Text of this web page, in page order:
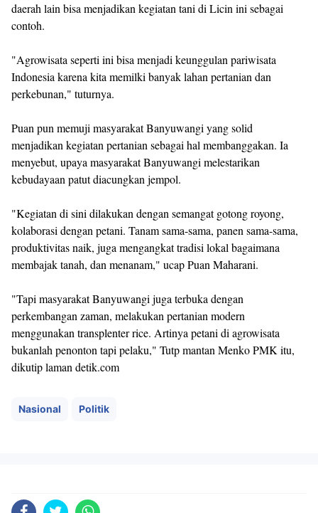
daerah lain bisa menjadikan kegiatan tani di Licin ini sebagai
contoh.
"Agrowisata seperti ini bisa menjadi keunggulan pariwisata
Indonesia karena kita memilki banyak lahan pertanian dan
perkebunan," tuturnya.
Puan pun memuji masyarakat Banyuwangi yang solid
menjadikan kegiatan pertanian sebagai hal membanggakan. Ia
menyebut, upaya masyarakat Banyuwangi melestarikan
kebudayaan patut diacungkan jempol.
"Kegiatan di sini dilakukan dengan semangat gotong royong,
kolaborasi dengan petani. Tanam sama-sama, panen sama-sama,
produktivitas naik, juga mengangkat tradisi lokal bagaimana
membajak tanah, dan menanam," ucap Puan Maharani.
"Tapi masyarakat Banyuwangi juga terbuka dengan
perkembangan zaman, melakukan pertanian modern
menggunakan transplenter rice. Artinya petani di agrowisata
bukanlah penonton tapi pelaku," Tutp mantan Menko PMK itu,
dikutip laman detik.com
Nasional Politik